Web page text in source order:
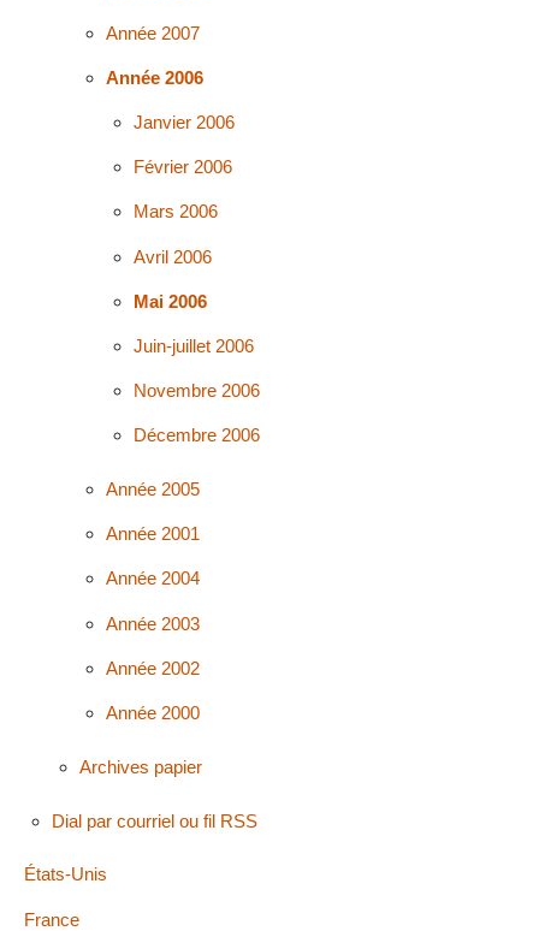
Année 2007
Année 2006
Janvier 2006
Février 2006
Mars 2006
Avril 2006
Mai 2006
Juin-juillet 2006
Novembre 2006
Décembre 2006
Année 2005
Année 2001
Année 2004
Année 2003
Année 2002
Année 2000
Archives papier
Dial par courriel ou fil RSS
États-Unis
France